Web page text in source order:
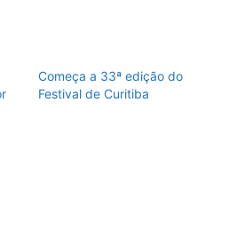
Começa a 33ª edição do
Festival de Curitiba